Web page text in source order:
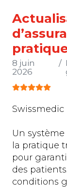
8 juin
2026
Vote
Swissmedic
Un
la pratique
pour
des
conditions